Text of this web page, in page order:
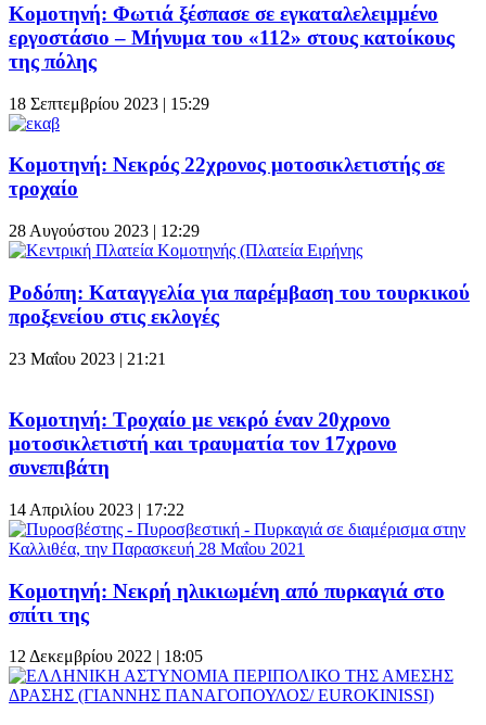
Κομοτηνή: Φωτιά ξέσπασε σε εγκαταλελειμμένο
εργοστάσιο – Μήνυμα του «112» στους κατοίκους
της πόλης
18 Σεπτεμβρίου 2023 | 15:29
Κομοτηνή: Νεκρός 22χρονος μοτοσικλετιστής σε
τροχαίο
28 Αυγούστου 2023 | 12:29
Ροδόπη: Καταγγελία για παρέμβαση του τουρκικού
προξενείου στις εκλογές
23 Μαΐου 2023 | 21:21
Κομοτηνή: Τροχαίο με νεκρό έναν 20χρονο
μοτοσικλετιστή και τραυματία τον 17χρονο
συνεπιβάτη
14 Απριλίου 2023 | 17:22
Κομοτηνή: Νεκρή ηλικιωμένη από πυρκαγιά στο
σπίτι της
12 Δεκεμβρίου 2022 | 18:05